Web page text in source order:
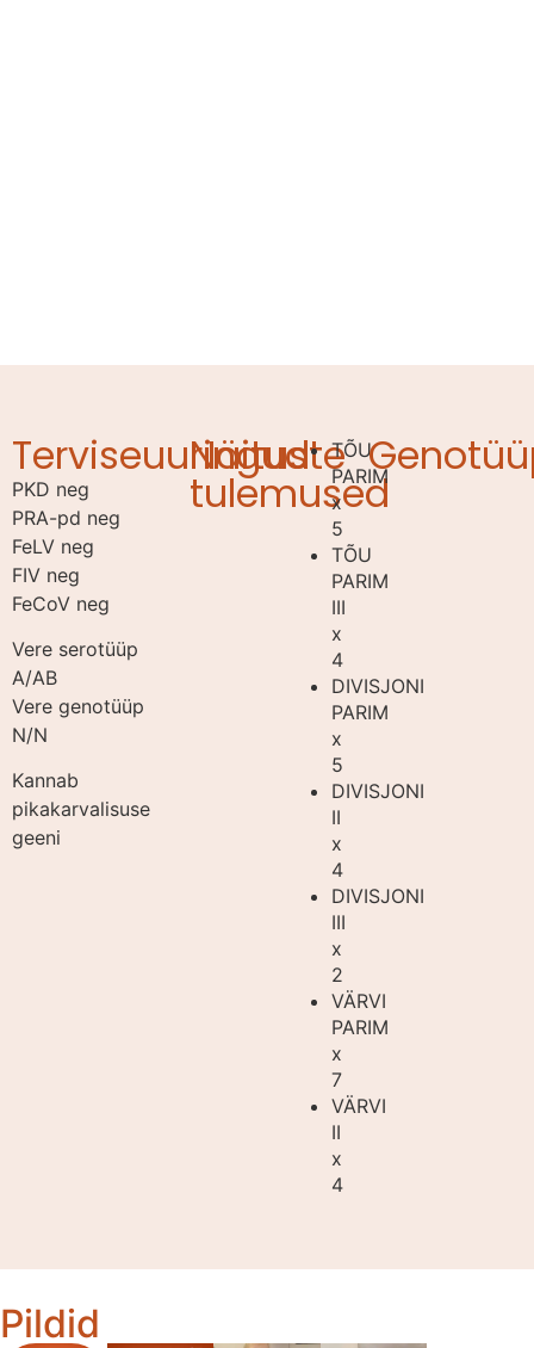
Terviseuuringud
PKD neg
PRA-pd neg
FeLV neg
FIV neg
FeCoV neg
Vere serotüüp
A/AB
Vere genotüüp
N/N
Kannab
pikakarvalisuse
geeni
Näituste
tulemused
TÕU
PARIM
x
5
TÕU
PARIM
III
x
4
DIVISJONI
PARIM
x
5
DIVISJONI
II
x
4
DIVISJONI
III
x
2
VÄRVI
PARIM
x
7
VÄRVI
II
x
4
Pildid